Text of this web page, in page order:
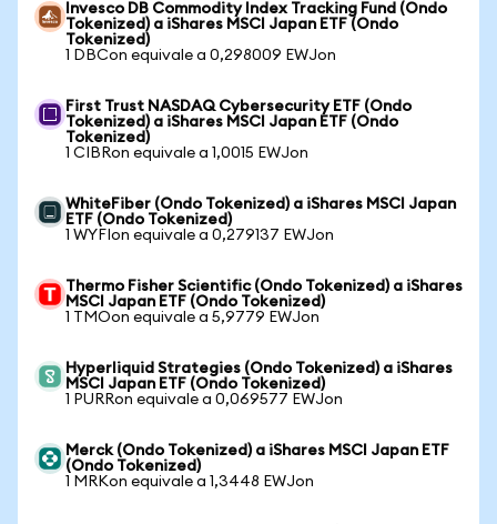
Invesco DB Commodity Index Tracking Fund (Ondo
Tokenized) a iShares MSCI Japan ETF (Ondo
Tokenized)
1 DBCon equivale a 0,298009 EWJon
First Trust NASDAQ Cybersecurity ETF (Ondo
Tokenized) a iShares MSCI Japan ETF (Ondo
Tokenized)
1 CIBRon equivale a 1,0015 EWJon
WhiteFiber (Ondo Tokenized) a iShares MSCI Japan
ETF (Ondo Tokenized)
1 WYFIon equivale a 0,279137 EWJon
Thermo Fisher Scientific (Ondo Tokenized) a iShares
MSCI Japan ETF (Ondo Tokenized)
1 TMOon equivale a 5,9779 EWJon
Hyperliquid Strategies (Ondo Tokenized) a iShares
MSCI Japan ETF (Ondo Tokenized)
1 PURRon equivale a 0,069577 EWJon
Merck (Ondo Tokenized) a iShares MSCI Japan ETF
(Ondo Tokenized)
1 MRKon equivale a 1,3448 EWJon